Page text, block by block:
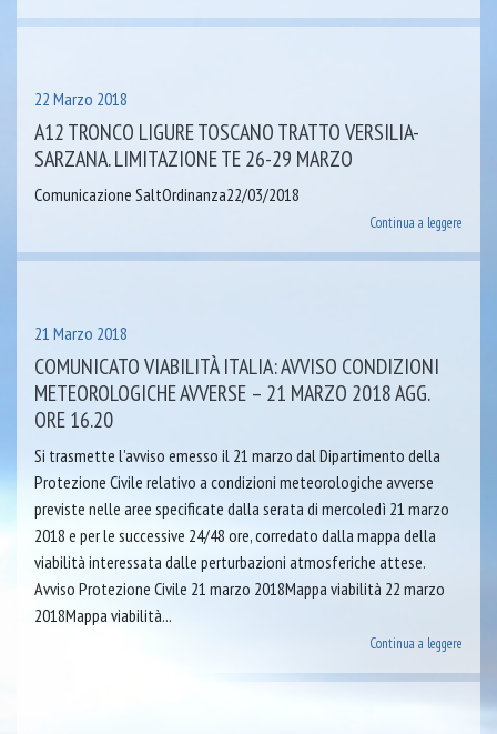
22 Marzo 2018
A12 TRONCO LIGURE TOSCANO TRATTO VERSILIA-
SARZANA. LIMITAZIONE TE 26-29 MARZO
Comunicazione SaltOrdinanza22/03/2018
Continua a leggere
21 Marzo 2018
COMUNICATO VIABILITÀ ITALIA: AVVISO CONDIZIONI
METEOROLOGICHE AVVERSE – 21 MARZO 2018 AGG.
ORE 16.20
Si trasmette l’avviso emesso il 21 marzo dal Dipartimento della
Protezione Civile relativo a condizioni meteorologiche avverse
previste nelle aree specificate dalla serata di mercoledì 21 marzo
2018 e per le successive 24/48 ore, corredato dalla mappa della
viabilità interessata dalle perturbazioni atmosferiche attese.
Avviso Protezione Civile 21 marzo 2018Mappa viabilità 22 marzo
2018Mappa viabilità...
Continua a leggere